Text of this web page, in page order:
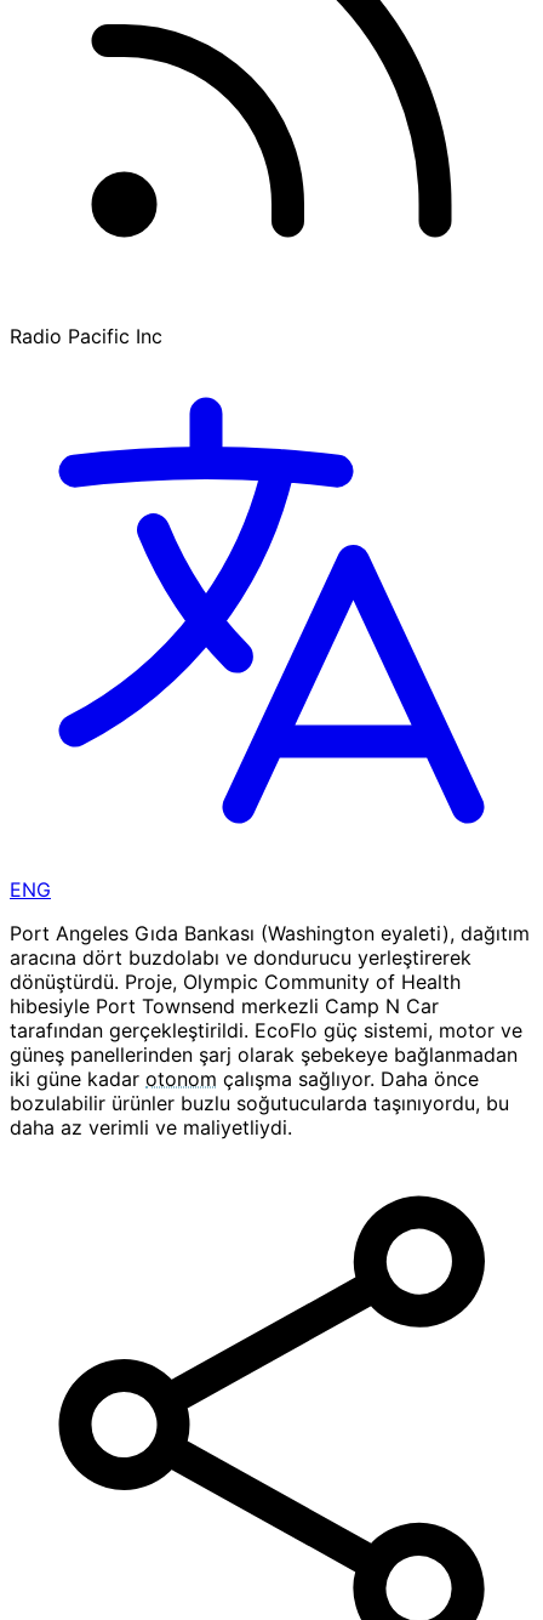
Radio Pacific Inc
ENG
Port Angeles Gıda Bankası (Washington eyaleti), dağıtım
aracına dört buzdolabı ve dondurucu yerleştirerek
dönüştürdü. Proje, Olympic Community of Health
hibesiyle Port Townsend merkezli Camp N Car
tarafından gerçekleştirildi. EcoFlo güç sistemi, motor ve
güneş panellerinden şarj olarak şebekeye bağlanmadan
iki güne kadar otonom çalışma sağlıyor. Daha önce
bozulabilir ürünler buzlu soğutucularda taşınıyordu, bu
daha az verimli ve maliyetliydi.